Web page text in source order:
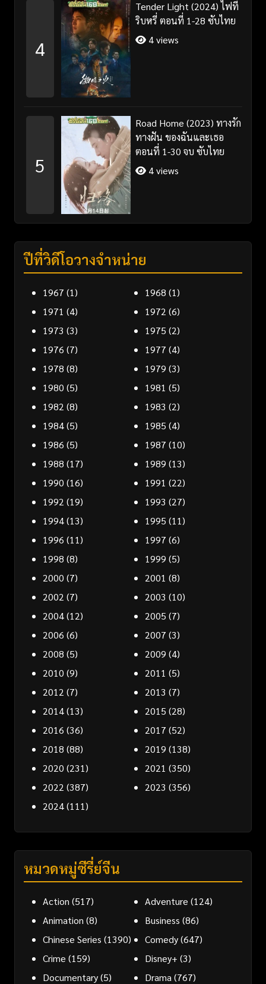
4
Tender Light (2024) ไฟที่
ริบหรี่ ตอนที่ 1-28 ซับไทย
4 views
5
Road Home (2023) ทางรัก
ทางฝัน ของฉันและเธอ
ตอนที่ 1-30 จบ ซับไทย
4 views
ปีที่วิดีโอวางจำหน่าย
1967 (1) 1968 (1)
1971 (4) 1972 (6)
1973 (3) 1975 (2)
1976 (7) 1977 (4)
1978 (8) 1979 (3)
1980 (5) 1981 (5)
1982 (8) 1983 (2)
1984(5) 1985 (4)
1986 (5) 1987 (10)
1988 (17) 1989 (13)
1990 (16) 1991 (22)
1992 (19) 1993 (27)
1994(13) 1995 (11)
1996 (11) 1997 (6)
1998 (8) 1999 (5)
2000 (7) 2001 (8)
2002 (7) 2003 (10)
2004(12) 2005 (7)
2006 (6) 2007 (3)
2008 (5) 2009 (4)
2010 (9) 2011 (5)
2012 (7) 2013 (7)
2014(13) 2015 (28)
2016 (36) 2017 (52)
2018 (88) 2019 (138)
2020 (231) 2021 (350)
2022 (387) 2023 (356)
2024(111)
หมวดหมู่ซีรี่ย์จีน
Action (517) Adventure (124)
Animation (8) Business (86)
Chinese Series (1390) Comedy(647)
Crime (159) Disney+ (3)
Documentary(5) Drama (767)